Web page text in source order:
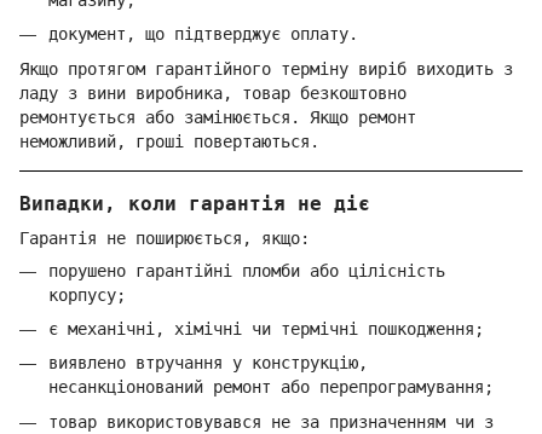
документ, що підтверджує оплату.
Якщо протягом гарантійного терміну виріб виходить з
ладу з вини виробника, товар безкоштовно
ремонтується або замінюється. Якщо ремонт
неможливий, гроші повертаються.
Випадки, коли гарантія не діє
Гарантія не поширюється, якщо:
порушено гарантійні пломби або цілісність
корпусу;
є механічні, хімічні чи термічні пошкодження;
виявлено втручання у конструкцію,
несанкціонований ремонт або перепрограмування;
товар використовувався не за призначенням чи з